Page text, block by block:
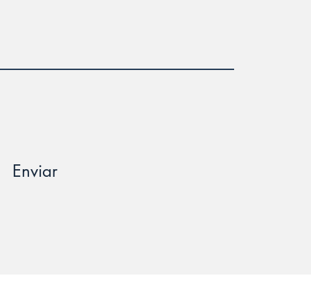
Enviar